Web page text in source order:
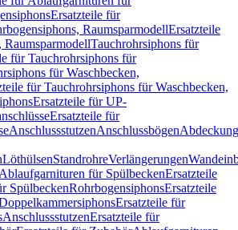
Ersatzteile für
RaumsparmodellErsatzteile
Tauchrohrsiphons für
für Tauchrohrsiphons für
für Waschbecken,
für Tauchrohrsiphons für Waschbecken,
Ersatzteile für UP-
Ersatzteile für
AnschlussstutzenAnschlussbögen
LöthülsenStandrohreVerlängerungen
Ablaufgarnituren für SpülbeckenErsatzteile
SpülbeckenRohrbogensiphonsErsatzteile
Ersatzteile für
AnschlussstutzenErsatzteile für